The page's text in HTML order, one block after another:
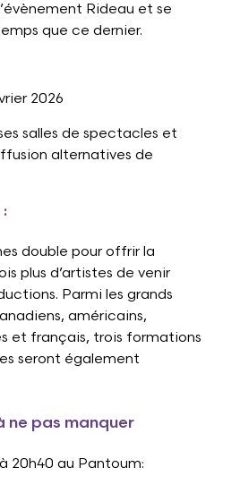
Rideau et se
que ce dernier.
2026
salles de spectacles et
alternatives de
double pour offrir la
plus d’artistes de venir
Parmi les grands
américains,
et français, trois formations
seront également
ne pas manquer
20h40 au Pantoum: